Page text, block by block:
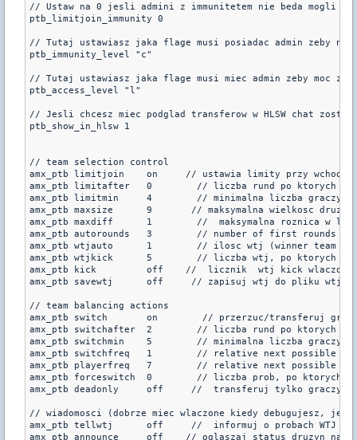
// Ustaw na 0 jesli admini z immunitetem nie beda mogli
ptb_limitjoin_immunity 0
// Tutaj ustawiasz jaka flage musi posiadac admin zeby
ptb_immunity_level "c"
// Tutaj ustawiasz jaka flage musi miec admin zeby moc
ptb_access_level "l"
// Jesli chcesz miec podglad transferow w HLSW chat
ptb_show_in_hlsw 1
// team selection control
amx_ptb limitjoin    on     // ustawia limity przy
amx_ptb limitafter   0        // liczba rund po ktorych
amx_ptb limitmin     4        // minimalna liczba graczy
amx_ptb maxsize      9       // maksymalna wielkosc
amx_ptb maxdiff      1        //  maksymalna roznica w
amx_ptb autorounds   3        // number of first rounds
amx_ptb wtjauto      1        // ilosc wtj (winner team
amx_ptb wtjkick      5        // liczba wtj, po ktorych
amx_ptb kick         off    //  licznik  wtj kick wlaczony/
amx_ptb savewtj      off     // zapisuj wtj do pliku
// team balancing actions
amx_ptb switch       on        // przerzuc/transferuj
amx_ptb switchafter  2        // liczba rund po ktorych
amx_ptb switchmin    5        // minimalna liczba graczy
amx_ptb switchfreq   1        // relative next possible
amx_ptb playerfreq   7        // relative next possible
amx_ptb forceswitch  0        // liczba prob, po ktorych
amx_ptb deadonly     off     //  transferuj tylko graczy,
// wiadomosci (dobrze miec wlaczone kiedy debugujesz,
amx_ptb tellwtj      off     //  informuj o probach WTJ
amx_ptb announce     off    // oglaszaj status druzyn na